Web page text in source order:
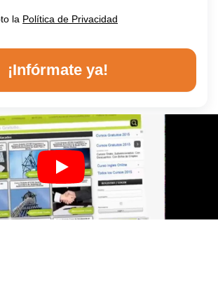
la Política de Privacidad
¡Infórmate ya!